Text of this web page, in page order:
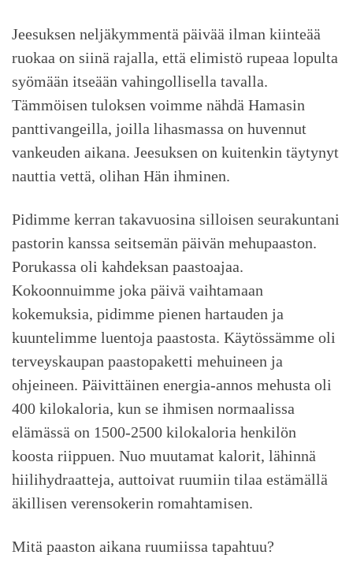
Jeesuksen neljäkymmentä päivää ilman kiinteää
ruokaa on siinä rajalla, että elimistö rupeaa lopulta
syömään itseään vahingollisella tavalla.
Tämmöisen tuloksen voimme nähdä Hamasin
panttivangeilla, joilla lihasmassa on huvennut
vankeuden aikana. Jeesuksen on kuitenkin täytynyt
nauttia vettä, olihan Hän ihminen.
Pidimme kerran takavuosina silloisen seurakuntani
pastorin kanssa seitsemän päivän mehupaaston.
Porukassa oli kahdeksan paastoajaa.
Kokoonnuimme joka päivä vaihtamaan
kokemuksia, pidimme pienen hartauden ja
kuuntelimme luentoja paastosta. Käytössämme oli
terveyskaupan paastopaketti mehuineen ja
ohjeineen. Päivittäinen energia-annos mehusta oli
400 kilokaloria, kun se ihmisen normaalissa
elämässä on 1500-2500 kilokaloria henkilön
koosta riippuen. Nuo muutamat kalorit, lähinnä
hiilihydraatteja, auttoivat ruumiin tilaa estämällä
äkillisen verensokerin romahtamisen.
Mitä paaston aikana ruumiissa tapahtuu?